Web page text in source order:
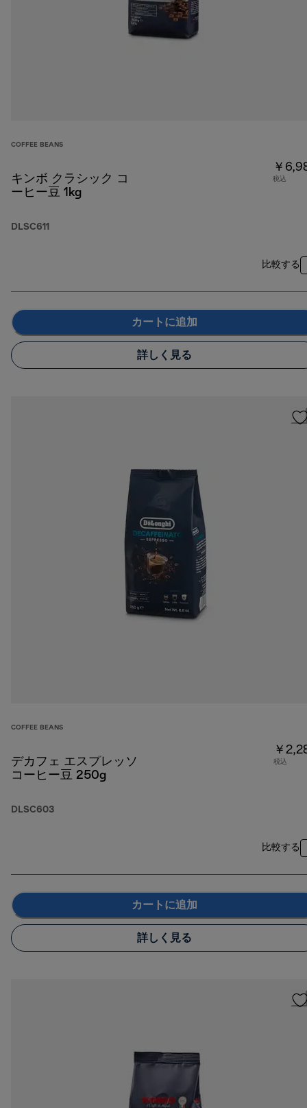
COFFEE BEANS
キンボ クラシック コ
ーヒー豆 1kg
DLSC611
￥
税込
比較する
カートに追加
詳しく見る
COFFEE BEANS
デカフェ エスプレッソ
コーヒー豆 250g
DLSC603
￥
税込
比較する
カートに追加
詳しく見る